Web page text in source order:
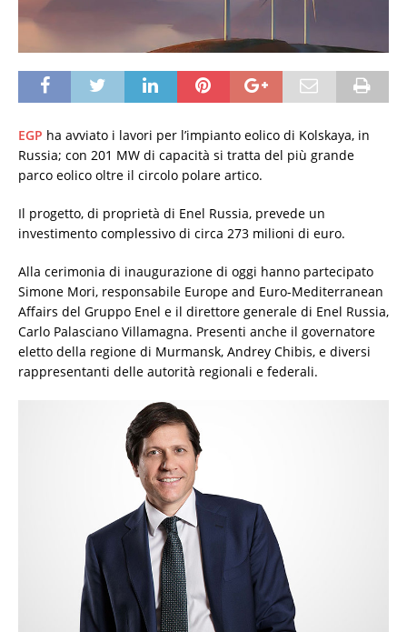
EGP ha avviato i lavori per l’impianto eolico di Kolskaya, in
Russia; con 201 MW di capacità si tratta del più grande
parco eolico oltre il circolo polare artico.
Il progetto, di proprietà di Enel Russia, prevede un
investimento complessivo di circa 273 milioni di euro.
Alla cerimonia di inaugurazione di oggi hanno partecipato
Simone Mori, responsabile Europe and Euro-Mediterranean
Affairs del Gruppo Enel e il direttore generale di Enel Russia,
Carlo Palasciano Villamagna. Presenti anche il governatore
eletto della regione di Murmansk, Andrey Chibis, e diversi
rappresentanti delle autorità regionali e federali.